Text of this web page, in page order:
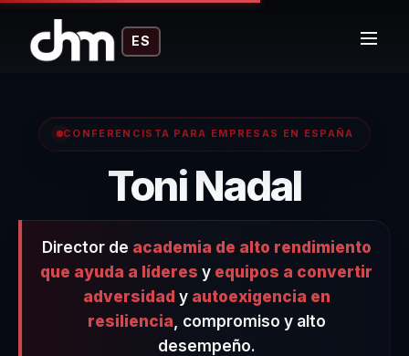
ES
CONFERENCISTA PARA EMPRESAS EN ESPAÑA
Toni Nadal–
Director de academia de alto rendimiento
que ayuda a líderes y equipos a convertir
adversidad y autoexigencia en
resiliencia , compromiso y alto
desempeño.